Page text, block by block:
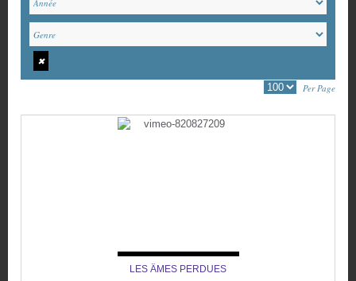
✖
Per Page
LES ÂMES PERDUES